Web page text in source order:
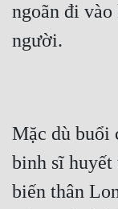
ngoãn đi vào
người.
Mặc dù buổi
binh sĩ huyết
biến thân